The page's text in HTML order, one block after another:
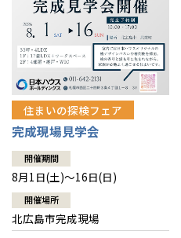
冷暖房標準装備
24時間対応コールセンター
デザイン賞各種受賞
セントラルヒーティング
暮らし方提案
住まいのコラム
住まいのお手入れ集
展示場案内
ワザックとは
高い信頼性
安心の管理体制
ギャラリー
会社情報
会社情報 トップ
ニュースリリース
代表ごあいさつ
企業理念
会社概要
お問い合わせ
会員サイト
住まいの探検フェア
完成現場見学会
開催期間
8月1日(土)～16日(日)
開催場所
北広島市完成現場